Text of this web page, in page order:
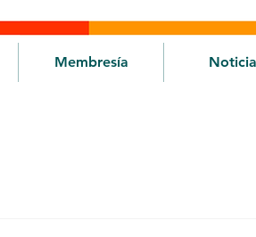
Membresía